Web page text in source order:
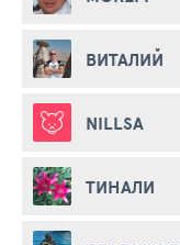
ВИТАЛИЙ
NILLSA
ТИНАЛИ